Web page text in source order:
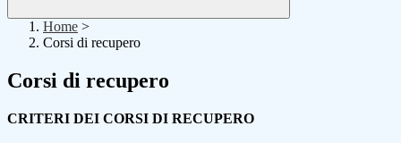
Home >
Corsi di recupero
Corsi di recupero
CRITERI DEI CORSI DI RECUPERO